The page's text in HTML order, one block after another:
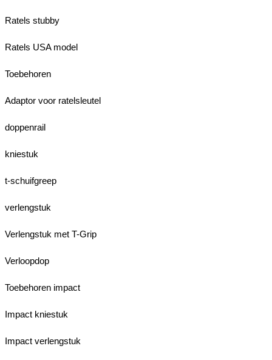
Ratels stubby
Ratels USA model
Toebehoren
Adaptor voor ratelsleutel
doppenrail
kniestuk
t-schuifgreep
verlengstuk
Verlengstuk met T-Grip
Verloopdop
Toebehoren impact
Impact kniestuk
Impact verlengstuk